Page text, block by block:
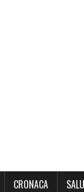
CRONACA